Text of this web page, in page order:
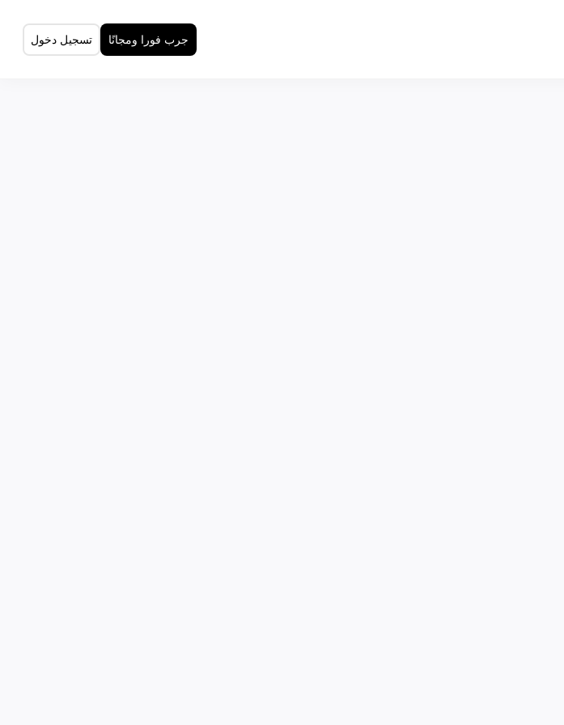
جرب فورا ومجانًا تسجيل دخول